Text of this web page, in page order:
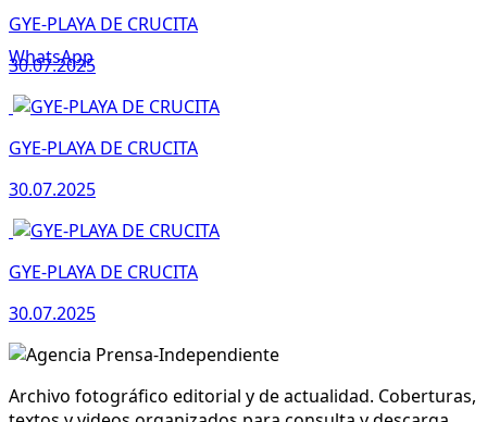
WhatsApp
GYE-PLAYA DE CRUCITA
30.07.2025
GYE-PLAYA DE CRUCITA
30.07.2025
GYE-PLAYA DE CRUCITA
30.07.2025
Archivo fotográfico editorial y de actualidad. Coberturas,